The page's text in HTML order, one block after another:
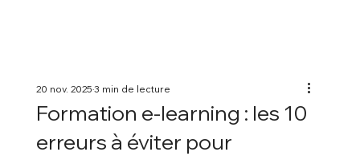
Formation e-learning : les 10
erreurs à éviter pour
20 nov. 20253 min de lecture